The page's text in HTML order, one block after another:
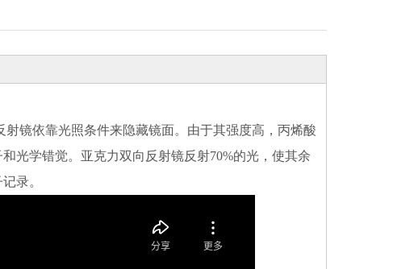
镜依靠光照条件来隐藏镜面。由于其强度高，丙烯酸
光学错觉。亚克力双向反射镜反射70%的光，使其余
录。